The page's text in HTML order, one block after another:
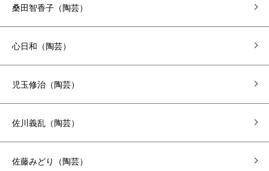
桑田智香子（陶芸）
心日和（陶芸）
児玉修治（陶芸）
佐川義乱（陶芸）
佐藤みどり（陶芸）